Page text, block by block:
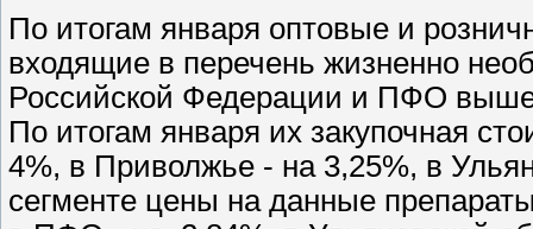
По итогам января оптовые и
входящие в перечень жизненно
Российской Федерации и ПФО
По итогам января их закупочная
4%, в Приволжье - на 3,25%, в
сегменте цены на данные